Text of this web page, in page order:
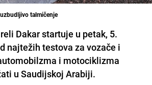
talmičenje
Dakar startuje u petak, 5.
najtežih testova za vozače i
i motociklizma
u Saudijskoj Arabiji.